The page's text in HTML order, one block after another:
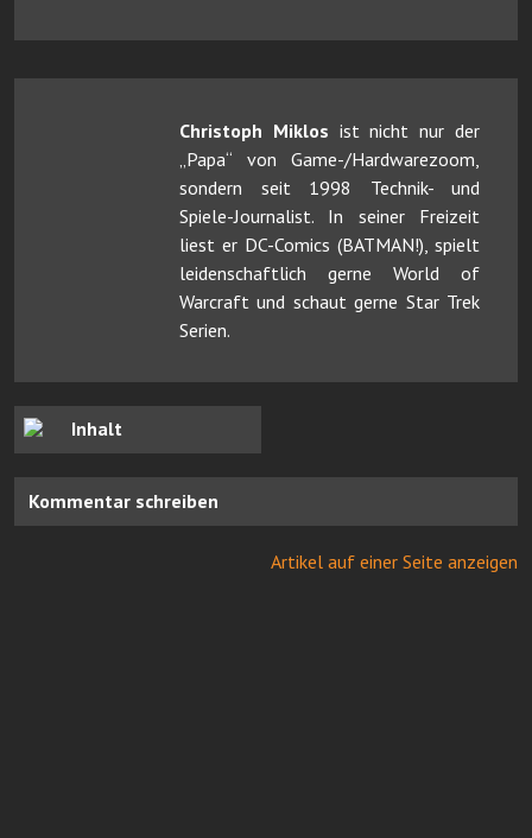
Christoph Miklos ist nicht nur der
„Papa“ von Game-/Hardwarezoom,
sondern seit 1998 Technik- und
Spiele-Journalist. In seiner Freizeit
liest er DC-Comics (BATMAN!), spielt
leidenschaftlich gerne World of
Warcraft und schaut gerne Star Trek
Serien.
Inhalt
Kommentar schreiben
Artikel auf einer Seite anzeigen